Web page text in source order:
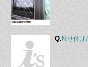
Q.取り付け